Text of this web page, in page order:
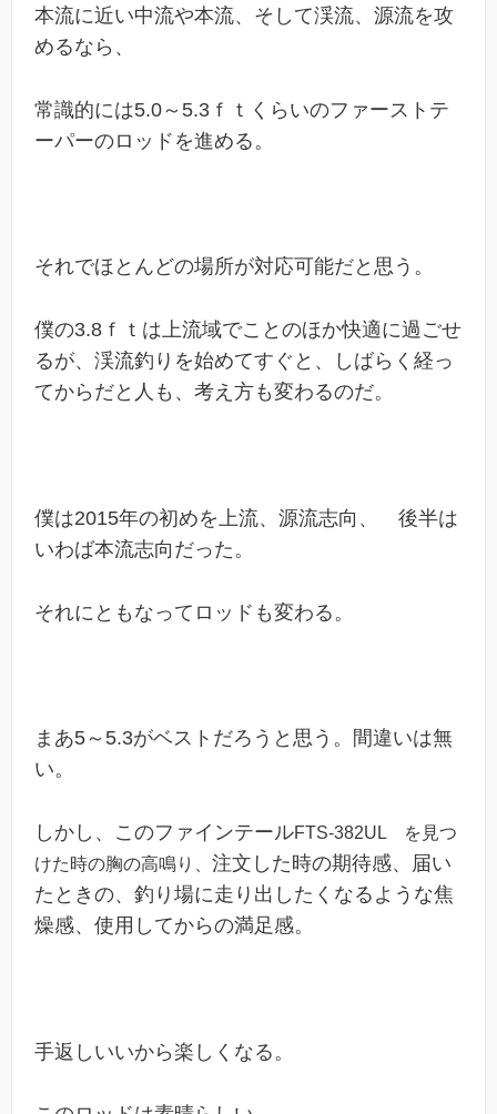
本流に近い中流や本流、そして渓流、源流を攻
めるなら、
常識的には5.0～5.3ｆｔくらいのファーストテ
ーパーのロッドを進める。
それでほとんどの場所が対応可能だと思う。
僕の3.8ｆｔは上流域でことのほか快適に過ごせ
るが、渓流釣りを始めてすぐと、しばらく経っ
てからだと人も、考え方も変わるのだ。
僕は2015年の初めを上流、源流志向、 後半は
いわば本流志向だった。
それにともなってロッドも変わる。
まあ5～5.3がベストだろうと思う。間違いは無
い。
しかし、このファインテールFTS-382UL を見つ
けた時の胸の高鳴り、 注文した時の期待感、 届い
たときの、釣り場に走り出したくなるような焦
燥感、使用してからの満足感。
手返しいいから楽しくなる。